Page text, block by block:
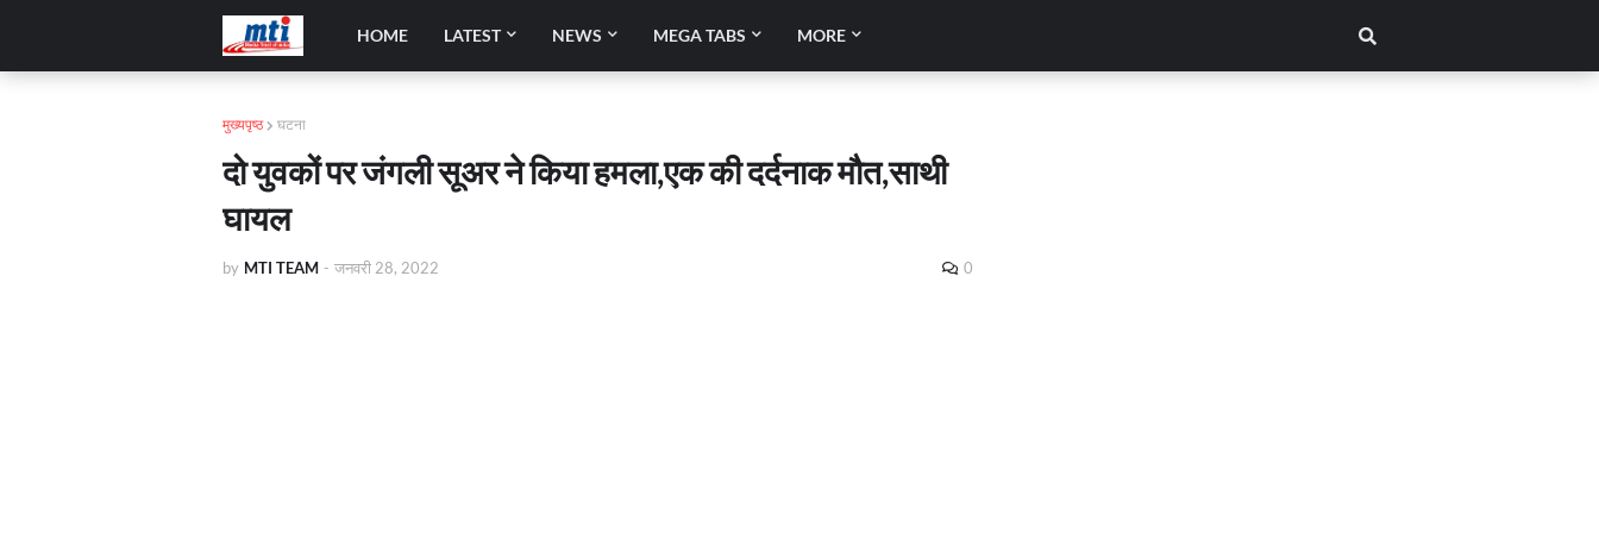
HOME LATEST NEWS MEGA TABS MORE
मुख्यपृष्ठ घटना
दो युवकों पर जंगली सूअर ने किया हमला,एक की दर्दनाक मौत,साथी
घायल
by MTI TEAM - जनवरी 28, 2022 0